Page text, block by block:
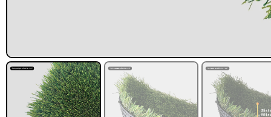
QRubber
MQ
FILTRAR POR DISEÑO
Juego
QplayGround
Leer más